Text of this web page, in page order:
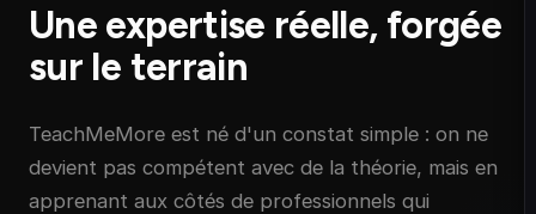
Une expertise réelle, forgée
sur le terrain
TeachMeMore est né d'un constat simple : on ne
devient pas compétent avec de la théorie, mais en
apprenant aux côtés de professionnels qui